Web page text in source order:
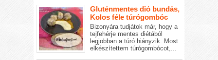
Gluténmentes dió bundás,
Kolos féle túrógombóc
Bizonyára tudjátok már, hogy a
tejfehérje mentes diétából
legjobban a túró hiányzik. Most
elkészítettem túrógombócot,...